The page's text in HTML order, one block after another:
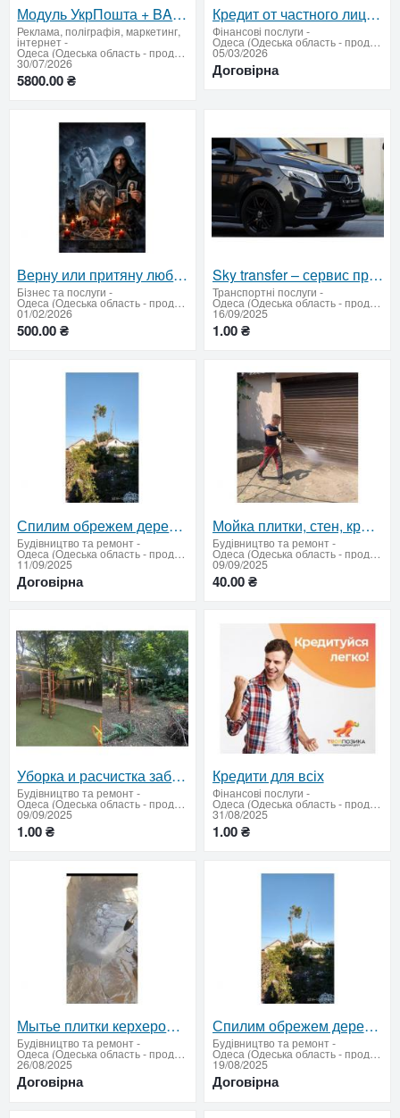
Модуль УкрПошта + BAS / 1C
Реклама, поліграфія, маркетинг,
інтернет-
Одеса (Одеська область - продати купити)
30/07/2026
5800.00 ₴
Кредит от частного лица до 1000000 грн без залога
Фінансові послуги -
Одеса (Одеська область - продати купити)
05/03/2026
Договірна
Верну или притяну любимого человека
Бiзнес та послуги -
Одеса (Одеська область - продати купити)
01/02/2026
500.00 ₴
Sky transfer – сервис премиальных поездок по Украине и Европе. Международное и междугороднее такси
Транспортні послуги -
Одеса (Одеська область - продати купити)
16/09/2025
1.00 ₴
Спилим обрежем деревья, удалим поросли
Будівництво та ремонт-
Одеса (Одеська область - продати купити)
11/09/2025
Договірна
Мойка плитки, стен, крыш и дворов керхером
Будівництво та ремонт-
Одеса (Одеська область - продати купити)
09/09/2025
40.00 ₴
Уборка и расчистка заброшенных участков в Одессе — полный комплекс услуг
Будівництво та ремонт-
Одеса (Одеська область - продати купити)
09/09/2025
1.00 ₴
Кредити для всіх
Фінансові послуги -
Одеса (Одеська область - продати купити)
31/08/2025
1.00 ₴
Мытье плитки керхером мойка двора.
Будівництво та ремонт-
Одеса (Одеська область - продати купити)
26/08/2025
Договірна
Спилим обрежем деревья, удалим поросли
Будівництво та ремонт-
Одеса (Одеська область - продати купити)
19/08/2025
Договірна